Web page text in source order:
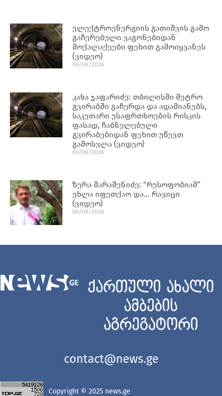
ელექტროენერგიის გათიშვის გამო
გაჩერებული ვაგონებიდან
მოქალაქეები ფეხით გამოიყვანეს
(ვიდეო)
06/08/2026
კახა ჯაფარიძე: თბილისში მეტრო
გვირაბში გაჩერდა და ადამიანებს,
საკუთარი უსაფრთხოების რისკის
ფასად, ჩაბნელებული
გვირაბებიდან ფეხით უწევთ
გამოსვლა (ვიდეო)
06/08/2026
ზურა შარაშენიძე: “რუსოფობიამ”
ეხლა იფეთქაო და… რავიცი
(ვიდეო)
06/08/2026
ქართული ახალი
ამბების
აგრეგატორი
contact@news.ge
Copyright © 2025 news.ge